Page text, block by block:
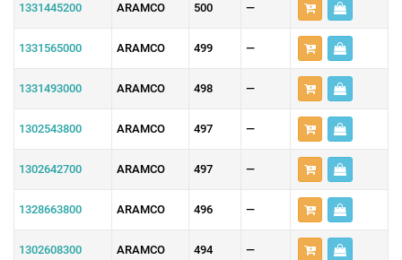
1331445200 ARAMCO 500 —
1331565000 ARAMCO 499 —
1331493000 ARAMCO 498 —
1302543800 ARAMCO 497 —
1302642700 ARAMCO 497 —
1328663800 ARAMCO 496 —
1302608300 ARAMCO 494 —